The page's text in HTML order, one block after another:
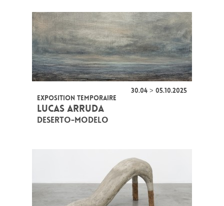
30.04 > 05.10.2025
EXPOSITION TEMPORAIRE
LUCAS ARRUDA
DESERTO-MODELO